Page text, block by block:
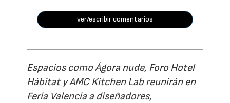
ver/escribir comentarios
Espacios como Ágora nude, Foro Hotel
Hábitat y AMC Kitchen Lab reunirán en
Feria Valencia a diseñadores,